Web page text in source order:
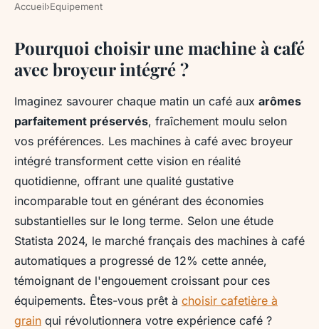
EQUIPEMENT
Cafetière à grain : le meilleur
choix pour un café parfait
Jean-Guillaume•14/05/2026 11:10•8 min de lecture
Accueil›Equipement
Pourquoi choisir une machine à café
avec broyeur intégré ?
Imaginez savourer chaque matin un café aux arômes
parfaitement préservés, fraîchement moulu selon
vos préférences. Les machines à café avec broyeur
intégré transforment cette vision en réalité
quotidienne, offrant une qualité gustative
incomparable tout en générant des économies
substantielles sur le long terme. Selon une étude
Statista 2024, le marché français des machines à café
automatiques a progressé de 12% cette année,
témoignant de l'engouement croissant pour ces
équipements. Êtes-vous prêt à choisir cafetière à
grain qui révolutionnera votre expérience café ?